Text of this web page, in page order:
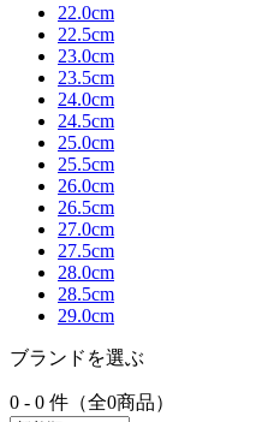
22.0cm
22.5cm
23.0cm
23.5cm
24.0cm
24.5cm
25.0cm
25.5cm
26.0cm
26.5cm
27.0cm
27.5cm
28.0cm
28.5cm
29.0cm
ブランドを選ぶ
0 - 0 件（全0商品）